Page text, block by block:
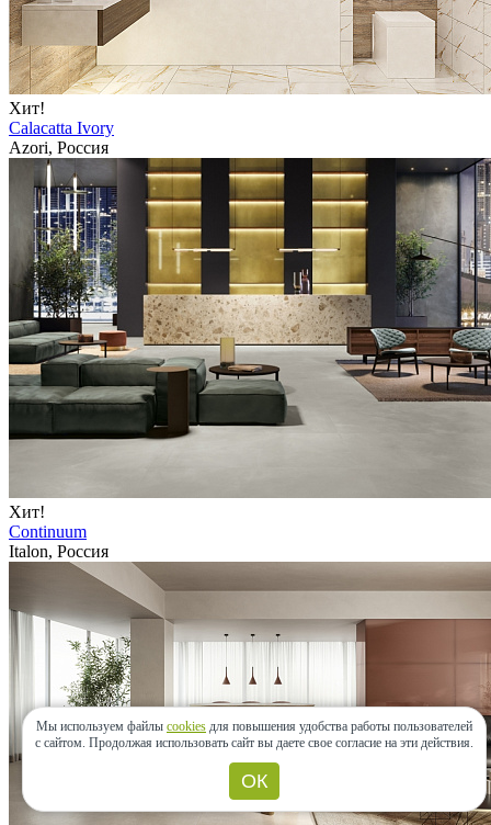
Хит!
Calacatta Ivory
Azori, Россия
Хит!
Continuum
Italon, Россия
Мы используем файлы cookies для повышения удобства работы пользователей
с сайтом. Продолжая использовать сайт вы даете свое согласие на эти действия.
ОК